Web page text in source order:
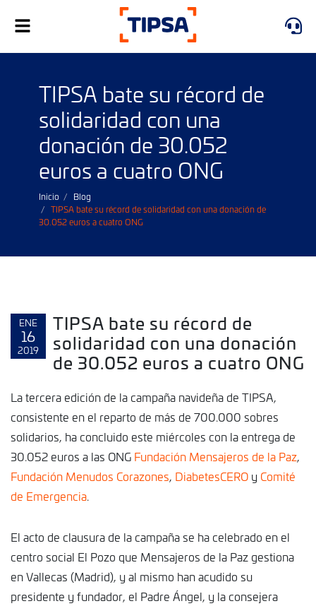
Alternar
navegación
TIPSA bate su récord de
solidaridad con una
donación de 30.052
euros a cuatro ONG
Inicio
Blog
TIPSA bate su récord de solidaridad con una donación de
30.052 euros a cuatro ONG
ENE
16
2019
TIPSA bate su récord de
solidaridad con una donación
de 30.052 euros a cuatro ONG
La tercera edición de la campaña navideña de TIPSA,
consistente en el reparto de más de 700.000 sobres
solidarios, ha concluido este miércoles con la entrega de
30.052 euros a las ONG Fundación Mensajeros de la Paz,
Fundación Menudos Corazones, DiabetesCERO y Comité
de Emergencia.
El acto de clausura de la campaña se ha celebrado en el
centro social El Pozo que Mensajeros de la Paz gestiona
en Vallecas (Madrid), y al mismo han acudido su
presidente y fundador, el Padre Ángel, y la consejera